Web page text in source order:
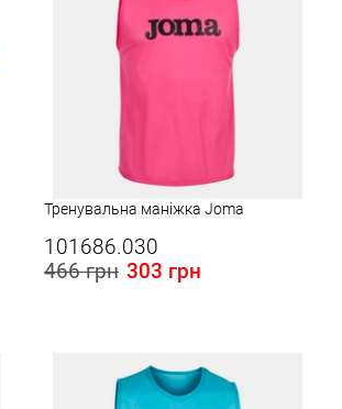
Тренувальна маніжка Joma
101686.030
466 грн 303 грн